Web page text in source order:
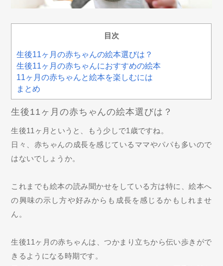
目次
生後11ヶ月の赤ちゃんの絵本選びは？
生後11ヶ月の赤ちゃんにおすすめの絵本
11ヶ月の赤ちゃんと絵本を楽しむには
まとめ
生後11ヶ月の赤ちゃんの絵本選びは？
生後11ヶ月というと、もう少しで1歳ですね。
日々、赤ちゃんの成長を感じているママやパパも多いので
はないでしょうか。
これまでも絵本の読み聞かせをしている方は特に、絵本へ
の興味の示し方や好みからも成長を感じるかもしれませ
ん。
生後11ヶ月の赤ちゃんは、つかまり立ちから伝い歩きがで
きるようになる時期です。